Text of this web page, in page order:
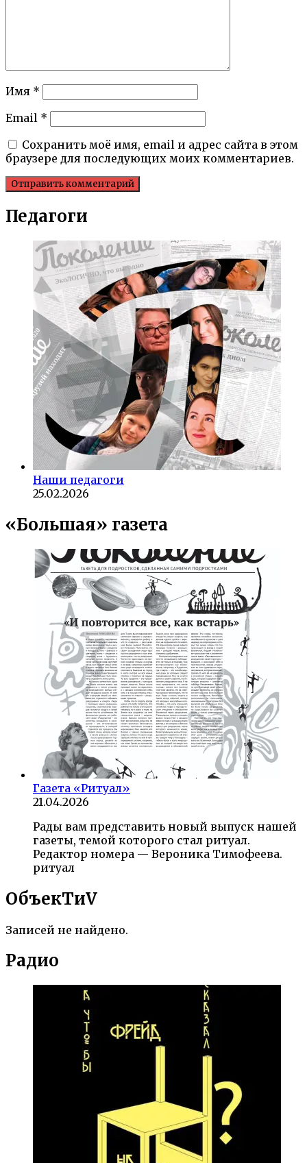
Имя *
Email *
Сохранить моё имя, email и адрес сайта в этом
браузере для последующих моих комментариев.
Педагоги
Наши педагоги
25.02.2026
«Большая» газета
Газета «Ритуал»
21.04.2026
Рады вам представить новый выпуск нашей
газеты, темой которого стал ритуал.
Редактор номера — Вероника Тимофеева.
ритуал
ОбъекTиV
Записей не найдено.
Радио